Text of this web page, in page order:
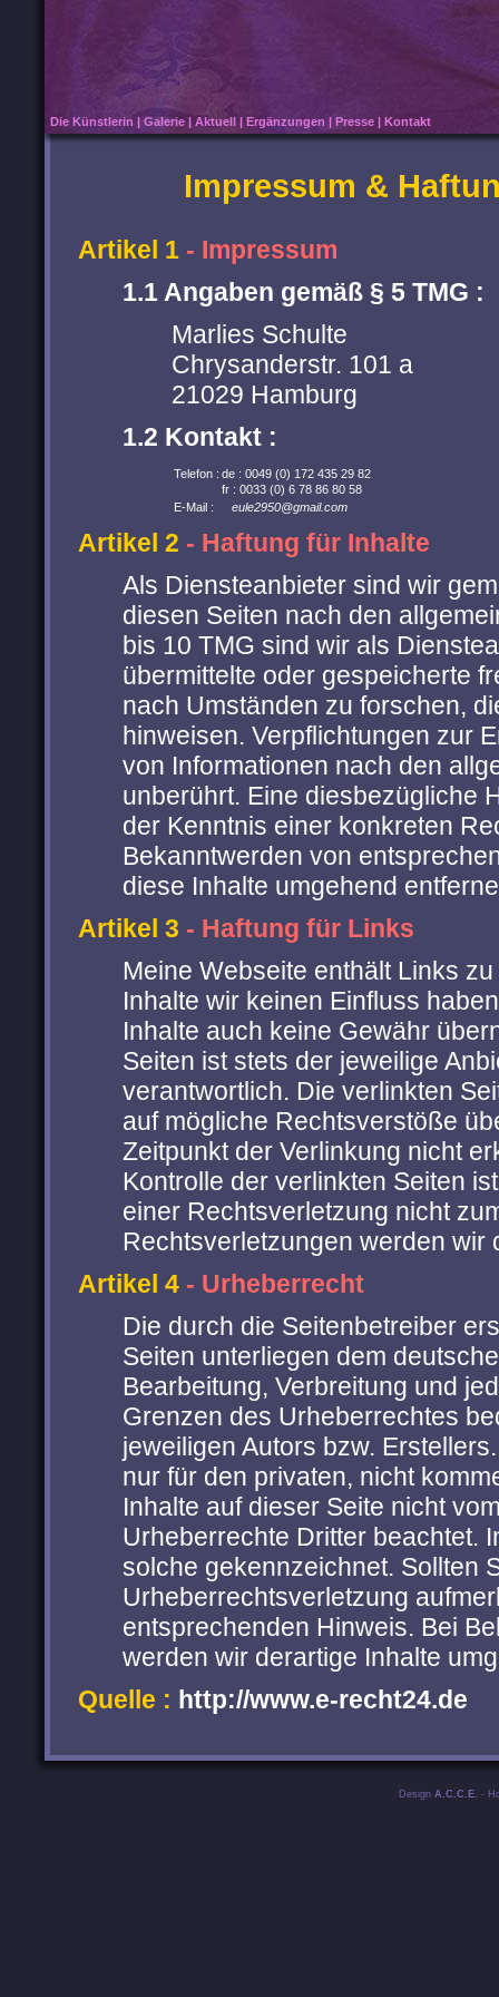
Die Künstlerin | Galerie | Aktuell | Ergänzungen | Presse | Kontakt
Impressum &
Artikel 1 - Impressum
1.1 Angaben gemäß § 5 TMG :
Marlies Schulte
Chrysanderstr. 101 a
21029 Hamburg
1.2 Kontakt :
Telefon : de : 0049 (0) 172 435 29 82
fr : 0033 (0) 6 78 86 80 58
E-Mail :
eule2950@gmail.com
Artikel 2 - Haftung für Inhalte
Als Diensteanbieter sind wir
diesen Seiten nach den
bis 10 TMG sind wir als
übermittelte oder gespeicherte
nach Umständen zu forschen,
hinweisen. Verpflichtungen zur
von Informationen nach den
unberührt. Eine diesbezügliche
der Kenntnis einer konkreten
Bekanntwerden von
diese Inhalte umgehend
Artikel 3 - Haftung für Links
Meine Webseite enthält Links
Inhalte wir keinen Einfluss
Inhalte auch keine Gewähr
Seiten ist stets der jeweilige
verantwortlich. Die verlinkten
auf mögliche Rechtsverstöße
Zeitpunkt der Verlinkung nicht
Kontrolle der verlinkten Seiten
einer Rechtsverletzung nicht
Rechtsverletzungen werden wir
Artikel 4 - Urheberrecht
Die durch die Seitenbetreiber
Seiten unterliegen dem
Bearbeitung, Verbreitung und
Grenzen des Urheberrechtes
jeweiligen Autors bzw.
nur für den privaten, nicht
Inhalte auf dieser Seite nicht
Urheberrechte Dritter beachtet.
solche gekennzeichnet. Sollten
Urheberrechtsverletzung
entsprechenden Hinweis. Bei
werden wir derartige Inhalte
Quelle : http://www.e-recht24.de
Design A.C.C.E. -